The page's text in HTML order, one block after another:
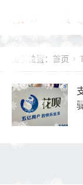
当前位置： 首页 